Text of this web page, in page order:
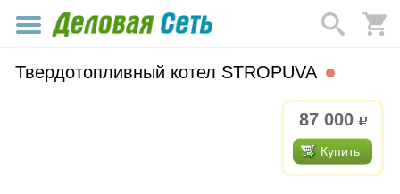
Твердотопливный котел STROPUVA
87 000 р.
Купить